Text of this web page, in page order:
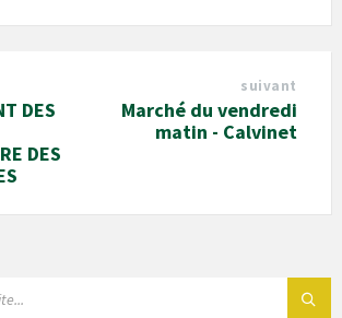
DES
DES
suivant
Marché du vendredi
matin - Calvinet